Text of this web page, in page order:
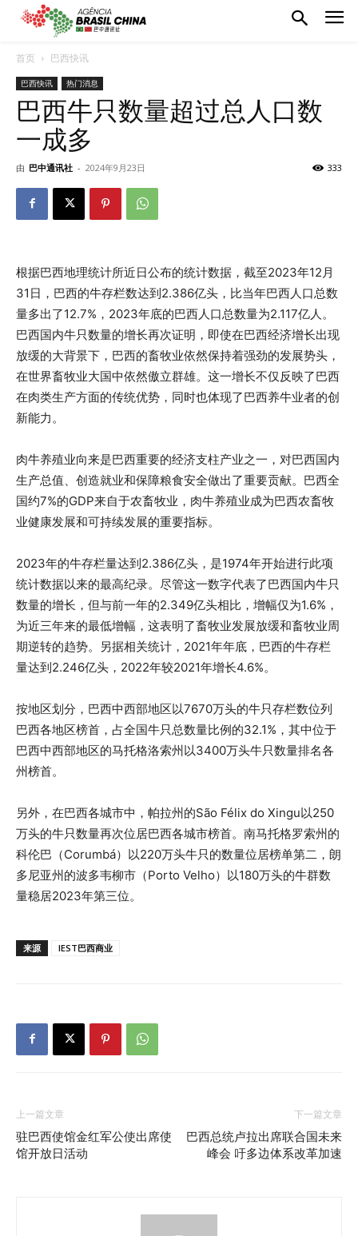
首页 巴西快讯
巴西快讯 热门消息
巴西牛只数量超过总人口数
一成多
由 巴中通讯社 - 2024年9月23日 333
根据巴西地理统计所近日公布的统计数据，截至2023年12月
31日，巴西的牛存栏数达到2.386亿头，比当年巴西人口总数
量多出了12.7%，2023年底的巴西人口总数量为2.117亿人。
巴西国内牛只数量的增长再次证明，即使在巴西经济增长出现
放缓的大背景下，巴西的畜牧业依然保持着强劲的发展势头，
在世界畜牧业大国中依然傲立群雄。这一增长不仅反映了巴西
在肉类生产方面的传统优势，同时也体现了巴西养牛业者的创
新能力。
肉牛养殖业向来是巴西重要的经济支柱产业之一，对巴西国内
生产总值、创造就业和保障粮食安全做出了重要贡献。巴西全
国约7%的GDP来自于农畜牧业，肉牛养殖业成为巴西农畜牧
业健康发展和可持续发展的重要指标。
2023年的牛存栏量达到2.386亿头，是1974年开始进行此项
统计数据以来的最高纪录。尽管这一数字代表了巴西国内牛只
数量的增长，但与前一年的2.349亿头相比，增幅仅为1.6%，
为近三年来的最低增幅，这表明了畜牧业发展放缓和畜牧业周
期逆转的趋势。另据相关统计，2021年年底，巴西的牛存栏
量达到2.246亿头，2022年较2021年增长4.6%。
按地区划分，巴西中西部地区以7670万头的牛只存栏数位列
巴西各地区榜首，占全国牛只总数量比例的32.1%，其中位于
巴西中西部地区的马托格洛索州以3400万头牛只数量排名各
州榜首。
另外，在巴西各城市中，帕拉州的São Félix do Xingu以250
万头的牛只数量再次位居巴西各城市榜首。南马托格罗索州的
科伦巴（Corumbá）以220万头牛只的数量位居榜单第二，朗
多尼亚州的波多韦柳市（Porto Velho）以180万头的牛群数
量稳居2023年第三位。
来源 IEST巴西商业
上一篇文章
驻巴西使馆金红军公使出席使
馆开放日活动
下一篇文章
巴西总统卢拉出席联合国未来
峰会 吁多边体系改革加速